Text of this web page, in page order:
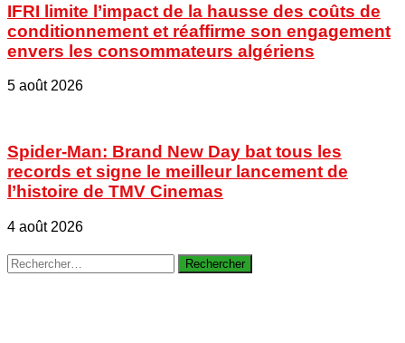
IFRI limite l’impact de la hausse des coûts de
conditionnement et réaffirme son engagement
envers les consommateurs algériens
5 août 2026
Spider-Man: Brand New Day bat tous les
records et signe le meilleur lancement de
l’histoire de TMV Cinemas
4 août 2026
Rechercher :